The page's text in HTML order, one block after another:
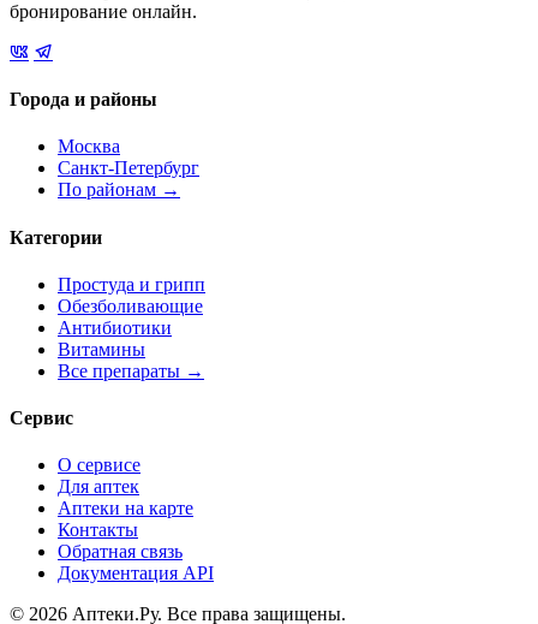
бронирование онлайн.
Города и районы
Москва
Санкт-Петербург
По районам →
Категории
Простуда и грипп
Обезболивающие
Антибиотики
Витамины
Все препараты →
Сервис
О сервисе
Для аптек
Аптеки на карте
Контакты
Обратная связь
Документация API
© 2026 Аптеки.Ру. Все права защищены.